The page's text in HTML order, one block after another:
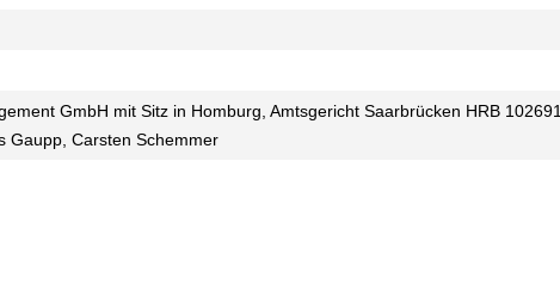
GmbH mit Sitz in Homburg, Amtsgericht Saarbrücken HRB 102691,
Gaupp, Carsten Schemmer